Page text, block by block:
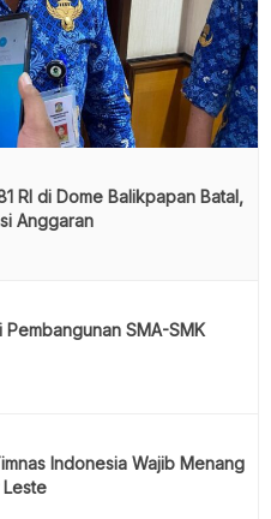
RI di Dome Balikpapan Batal,
Anggaran
Pembangunan SMA-SMK
Indonesia Wajib Menang
Leste